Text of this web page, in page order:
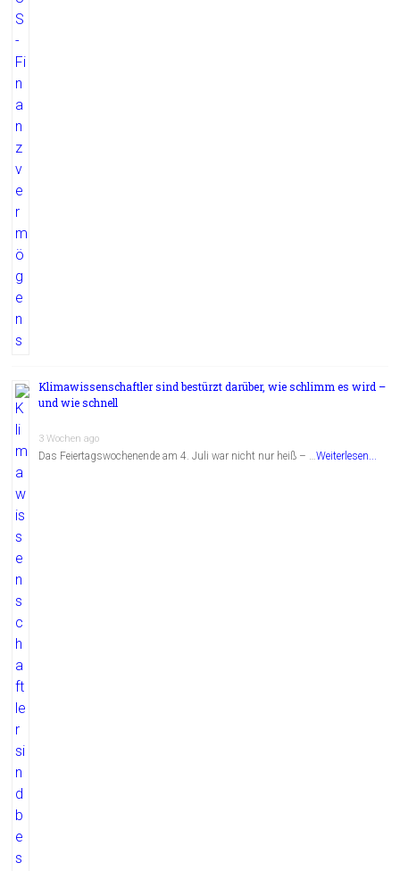
Klimawissenschaftler sind bestürzt darüber, wie schlimm es wird –
und wie schnell
3 Wochen ago
Das Feiertagswochenende am 4. Juli war nicht nur heiß – …Weiterlesen...